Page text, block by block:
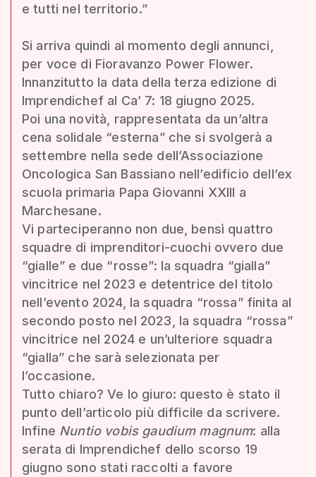
e tutti nel territorio.”
Si arriva quindi al momento degli annunci,
per voce di Fioravanzo Power Flower.
Innanzitutto la data della terza edizione di
Imprendichef al Ca’ 7: 18 giugno 2025.
Poi una novità, rappresentata da un’altra
cena solidale “esterna” che si svolgerà a
settembre nella sede dell’Associazione
Oncologica San Bassiano nell’edificio dell’ex
scuola primaria Papa Giovanni XXIII a
Marchesane.
Vi parteciperanno non due, bensì quattro
squadre di imprenditori-cuochi ovvero due
“gialle” e due “rosse”: la squadra “gialla”
vincitrice nel 2023 e detentrice del titolo
nell’evento 2024, la squadra “rossa” finita al
secondo posto nel 2023, la squadra “rossa”
vincitrice nel 2024 e un’ulteriore squadra
“gialla” che sarà selezionata per
l’occasione.
Tutto chiaro? Ve lo giuro: questo è stato il
punto dell’articolo più difficile da scrivere.
Infine Nuntio vobis gaudium magnum: alla
serata di Imprendichef dello scorso 19
giugno sono stati raccolti a favore